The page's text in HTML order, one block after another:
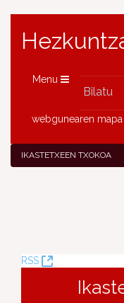
Menu
webgunearen mapa
IKASTETXEEN TXOKOA
RSS
(Leiho